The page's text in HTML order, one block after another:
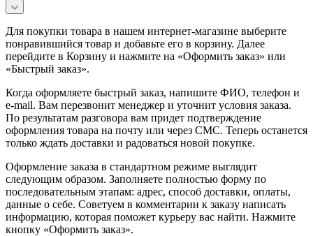
Для покупки товара в нашем интернет-магазине выберите
понравившийся товар и добавьте его в корзину. Далее
перейдите в Корзину и нажмите на «Оформить заказ» или
«Быстрый заказ».
Когда оформляете быстрый заказ, напишите ФИО, телефон и
e-mail. Вам перезвонит менеджер и уточнит условия заказа.
По результатам разговора вам придет подтверждение
оформления товара на почту или через СМС. Теперь останется
только ждать доставки и радоваться новой покупке.
Оформление заказа в стандартном режиме выглядит
следующим образом. Заполняете полностью форму по
последовательным этапам: адрес, способ доставки, оплаты,
данные о себе. Советуем в комментарии к заказу написать
информацию, которая поможет курьеру вас найти. Нажмите
кнопку «Оформить заказ».